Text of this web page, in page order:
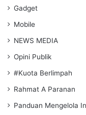
Gadget
Mobile
NEWS MEDIA
Opini Publik
#Kuota Berlimpah
Rahmat A Paranan
Panduan Mengelola